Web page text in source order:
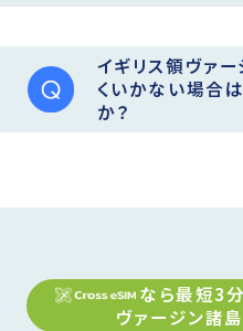
イギリス領ヴァ
くいかない場合
か？
なら最短3
ヴァージン諸島